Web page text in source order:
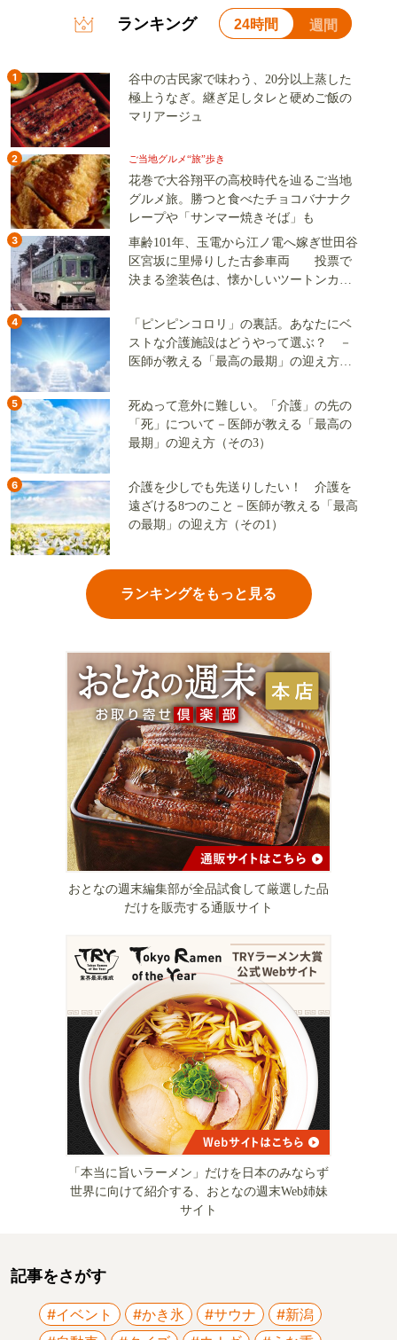
ランキング 24時間 週間
1
谷中の古民家で味わう、20分以上蒸した
極上うなぎ。継ぎ足しタレと硬めご飯の
マリアージュ
2 ご当地グルメ“旅”歩き
花巻で大谷翔平の高校時代を辿るご当地
グルメ旅。勝つと食べたチョコバナナク
レープや「サンマー焼きそば」も
3
車齢101年、玉電から江ノ電へ嫁ぎ世田谷
区宮坂に里帰りした古参車両 投票で
決まる塗装色は、懐かしいツートンカラ
4
「ピンピンコロリ」の裏話。あなたにベ
ストな介護施設はどうやって選ぶ？ －
医師が教える「最高の最期」の迎え方
5
死ぬって意外に難しい。「介護」の先の
「死」について－医師が教える「最高の
最期」の迎え方（その3）
6
介護を少しでも先送りしたい！ 介護を
遠ざける8つのこと－医師が教える「最高
の最期」の迎え方（その1）
ランキングをもっと見る
おとなの週末編集部が全品試食して厳選した品
だけを販売する通販サイト
「本当に旨いラーメン」だけを日本のみならず
世界に向けて紹介する、おとなの週末Web姉妹
サイト
記事をさがす
#イベント #かき氷 #サウナ
#新潟